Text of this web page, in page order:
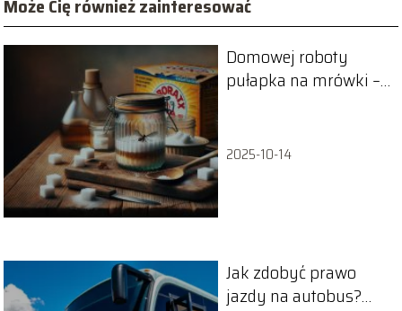
Może Cię również zainteresować
Domowej roboty
pułapka na mrówki –
2025-10-14
Jak zdobyć prawo
jazdy na autobus?